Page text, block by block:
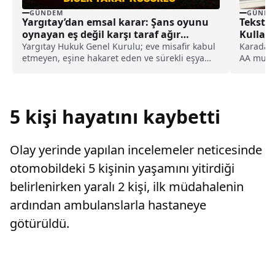
GÜNDEM
Yargıtay’dan emsal karar: Şans oyunu
oynayan eş değil karşı taraf ağır
kusurlu sayıldı
Yargıtay Hukuk Genel Kurulu; eve misafir kabul
etmeyen, eşine hakaret eden ve sürekli eşya
Tekstil
AA
5 kişi hayatını kaybetti
Olay yerinde yapılan incelemeler neticesinde
otomobildeki 5 kişinin yaşamını yitirdiği
belirlenirken yaralı 2 kişi, ilk müdahalenin
ardından ambulanslarla hastaneye
götürüldü.